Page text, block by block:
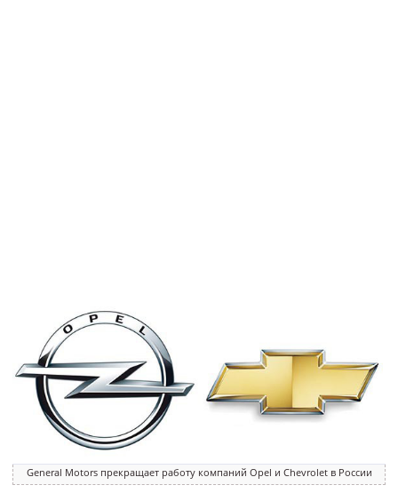
General Motors прекращает работу компаний Opel и Chevrolet в России